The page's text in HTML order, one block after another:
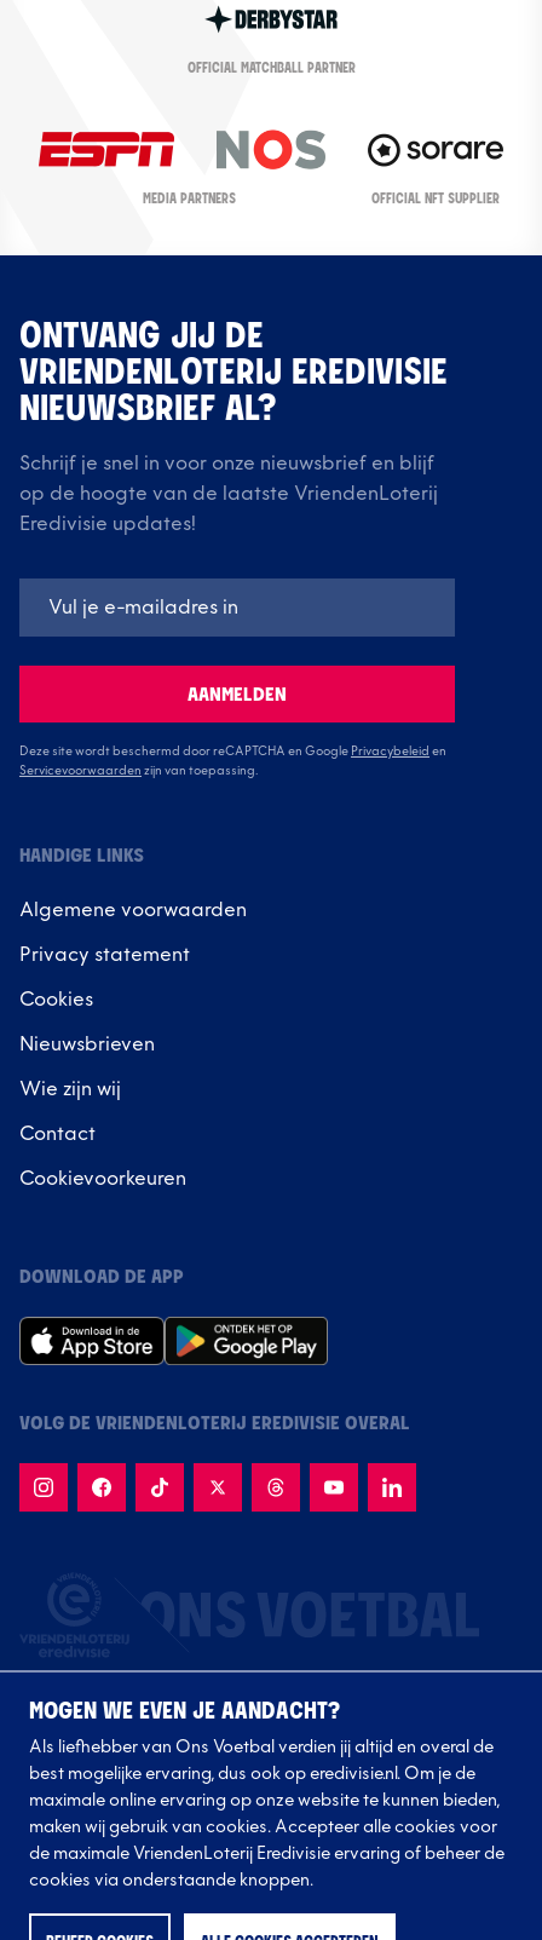
OFFICIAL MATCHBALL PARTNER
MEDIA PARTNERS OFFICIAL NFT SUPPLIER
ONTVANG JIJ DE
VRIENDENLOTERIJ EREDIVISIE
NIEUWSBRIEF AL?
Schrijf je snel in voor onze nieuwsbrief en blijf
op de hoogte van de laatste VriendenLoterij
Eredivisie updates!
AANMELDEN
Deze site wordt beschermd door reCAPTCHA en Google Privacybeleid en
Servicevoorwaarden zijn van toepassing.
HANDIGE LINKS
Algemene voorwaarden
Privacy statement
Cookies
Nieuwsbrieven
Wie zijn wij
Contact
Cookievoorkeuren
DOWNLOAD DE APP
VOLG DE VRIENDENLOTERIJ EREDIVISIE OVERAL
Volg onze clubs
MOGEN WE EVEN JE AANDACHT?
Als liefhebber van Ons Voetbal verdien jij altijd en overal de
best mogelijke ervaring, dus ook op eredivisie.nl. Om je de
maximale online ervaring op onze website te kunnen bieden,
maken wij gebruik van cookies. Accepteer alle cookies voor
de maximale VriendenLoterij Eredivisie ervaring of beheer de
cookies via onderstaande knoppen.